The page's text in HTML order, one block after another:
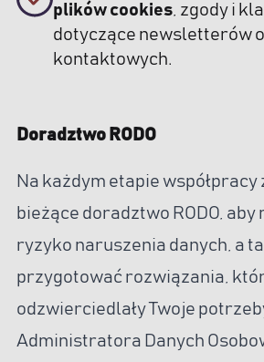
plików cookies, zgody i
dotyczące newsletterów
kontaktowych.
Doradztwo RODO
Na każdym etapie
bieżące doradztwo RODO,
ryzyko naruszenia danych, a
przygotować rozwiązania,
odzwierciedlały Twoje
Administratora Danych